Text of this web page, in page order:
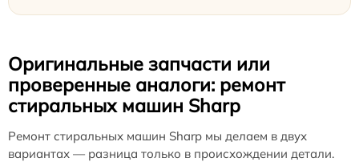
Оригинальные запчасти или
проверенные аналоги: ремонт
стиральных машин Sharp
Ремонт стиральных машин Sharp мы делаем в двух
вариантах — разница только в происхождении детали.